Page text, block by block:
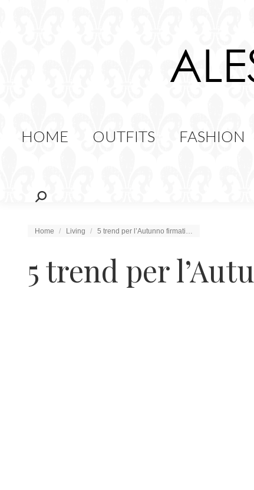
HOME OUTFITS FASHION
Cerca:
Tu sei qui:
Home Living 5 trend per l’Autunno firmati…
5 trend per